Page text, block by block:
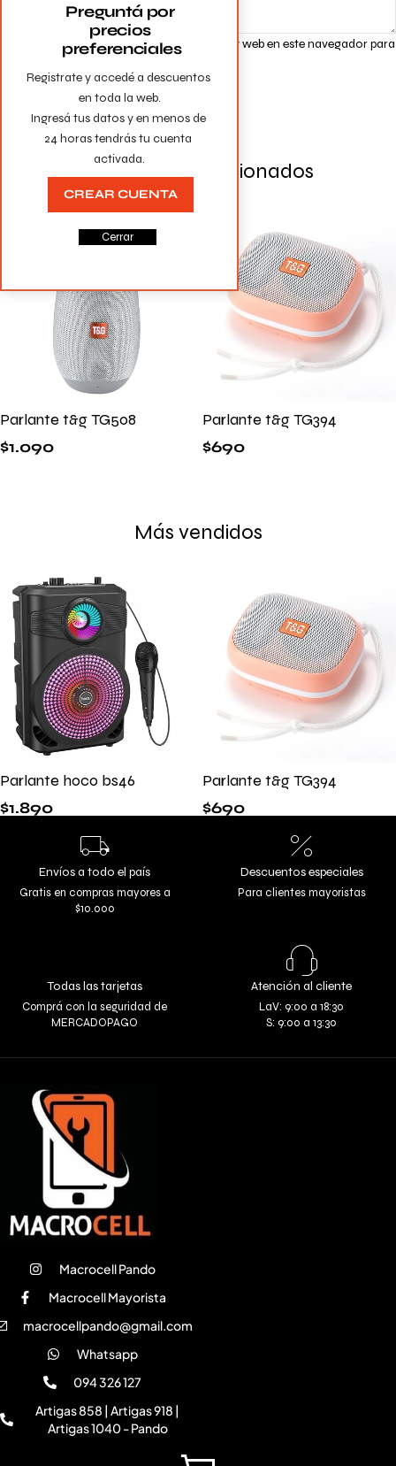
Guarda mi nombre, correo electrónico y web en este navegador para
Productos Relacionados
Parlante t&g TG508
$1.090
Parlante t&g TG394
$690
Más vendidos
Parlante hoco bs46
$1.890
Parlante t&g TG394
$690
Envíos a todo el país
Gratis en compras mayores a
$10.000
Descuentos especiales
Para clientes mayoristas
Todas las tarjetas
Comprá con la seguridad de
MERCADOPAGO
Atención al cliente
LaV: 9:00 a 18:30
S: 9:00 a 13:30
Macrocell Pando
Macrocell Mayorista
macrocellpando@gmail.com
Whatsapp
094 326 127
Artigas 858 | Artigas 918 |
Artigas 1040 - Pando
Registrate y accedé a descuentos
en toda la web.
Ingresá tus datos y en menos de
24 horas tendrás tu cuenta
activada.
Preguntá por
precios
preferenciales
CREAR CUENTA
Cerrar